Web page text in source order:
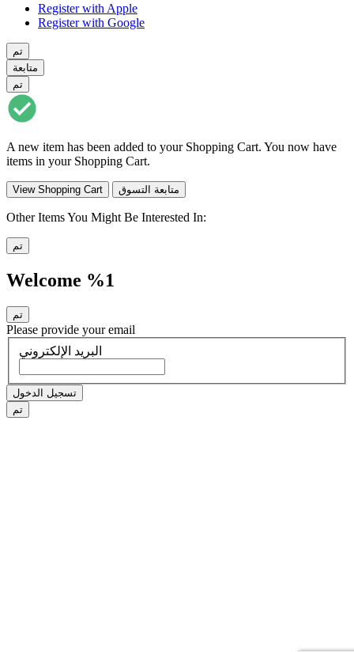
Register with Apple
Register with Google
تم
متابعة
تم
A new item has been added to your Shopping Cart. You now have
items in your Shopping Cart.
View Shopping Cart متابعة التسوق
Other Items You Might Be Interested In:
تم
Welcome %1
تم
Please provide your email
البريد الإلكتروني
تسجيل الدخول
تم